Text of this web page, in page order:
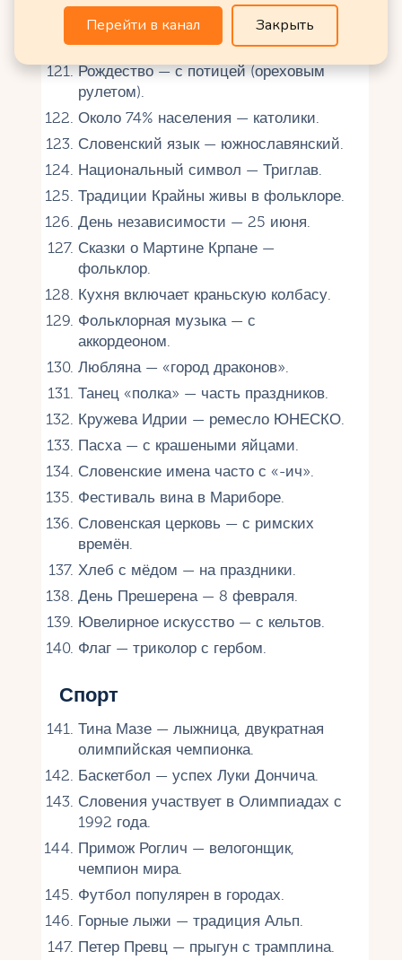
Культура
Рождество — с потицей (ореховым
рулетом).
Около 74% населения — католики.
Словенский язык — южнославянский.
Национальный символ — Триглав.
Традиции Крайны живы в фольклоре.
День независимости — 25 июня.
Сказки о Мартине Крпане —
фольклор.
Кухня включает краньскую колбасу.
Фольклорная музыка — с
аккордеоном.
Любляна — «город драконов».
Танец «полка» — часть праздников.
Кружева Идрии — ремесло ЮНЕСКО.
Пасха — с крашеными яйцами.
Словенские имена часто с «-ич».
Фестиваль вина в Мариборе.
Словенская церковь — с римских
времён.
Хлеб с мёдом — на праздники.
День Прешерена — 8 февраля.
Ювелирное искусство — с кельтов.
Флаг — триколор с гербом.
Спорт
Тина Мазе — лыжница, двукратная
олимпийская чемпионка.
Баскетбол — успех Луки Дончича.
Словения участвует в Олимпиадах с
1992 года.
Примож Роглич — велогонщик,
чемпион мира.
Футбол популярен в городах.
Горные лыжи — традиция Альп.
Петер Превц — прыгун с трамплина.
Перейти в канал Закрыть